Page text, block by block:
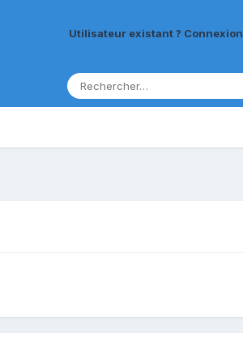
Utilisateur existant ? Connexion